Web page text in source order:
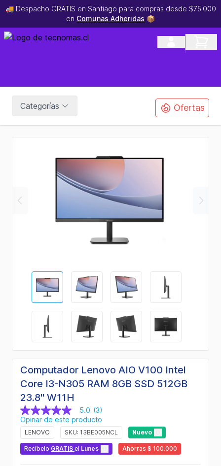
🚚 Despacho GRATIS en Santiago para compras desde $75.000
en Comunas Adheridas 📦
Categorías Ofertas
Computador Lenovo AIO V100 Intel
Core I3-N305 RAM 8GB SSD 512GB
23.8" W11H
5.0
de
5
estrellas,
valor
medio
5.0 (3)
Opinar de este producto
LENOVO SKU: 13BE005NCL Nuevo
Recíbelo GRATIS el Lunes Ahorras $ 100.000